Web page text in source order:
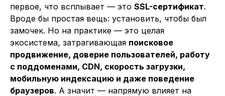
первое, что всплывает — это SSL-сертификат.
Вроде бы простая вещь: установить, чтобы был
замочек. Но на практике — это целая
экосистема, затрагивающая поисковое
продвижение, доверие пользователей, работу
с поддоменами, CDN, скорость загрузки,
мобильную индексацию и даже поведение
браузеров. А значит — напрямую влияет на